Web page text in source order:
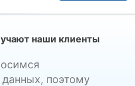
наши клиенты
поэтому